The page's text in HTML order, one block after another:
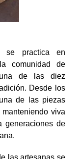
se practica en
comunidad de
de las diez
Desde los
de las piezas
viva
generaciones de
las artesanas se